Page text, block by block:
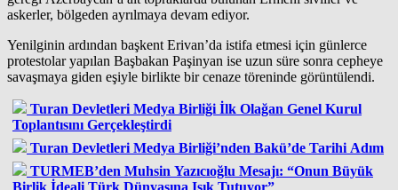
askerler, bölgeden ayrılmaya devam ediyor.
Yenilginin ardından başkent Erivan’da istifa etmesi için günlerce
protestolar yapılan Başbakan Paşinyan ise uzun süre sonra cepheye
savaşmaya giden eşiyle birlikte bir cenaze töreninde görüntülendi.
Turan Devletleri Medya Birliği İlk Olağan Genel Kurul
Toplantısını Gerçekleştirdi
Turan Devletleri Medya Birliği’nden Bakü’de Tarihi Adım
TURMEB’den Muhsin Yazıcıoğlu Mesajı: “Onun Büyük
Birlik İdeali Türk Dünyasına Işık Tutuyor”